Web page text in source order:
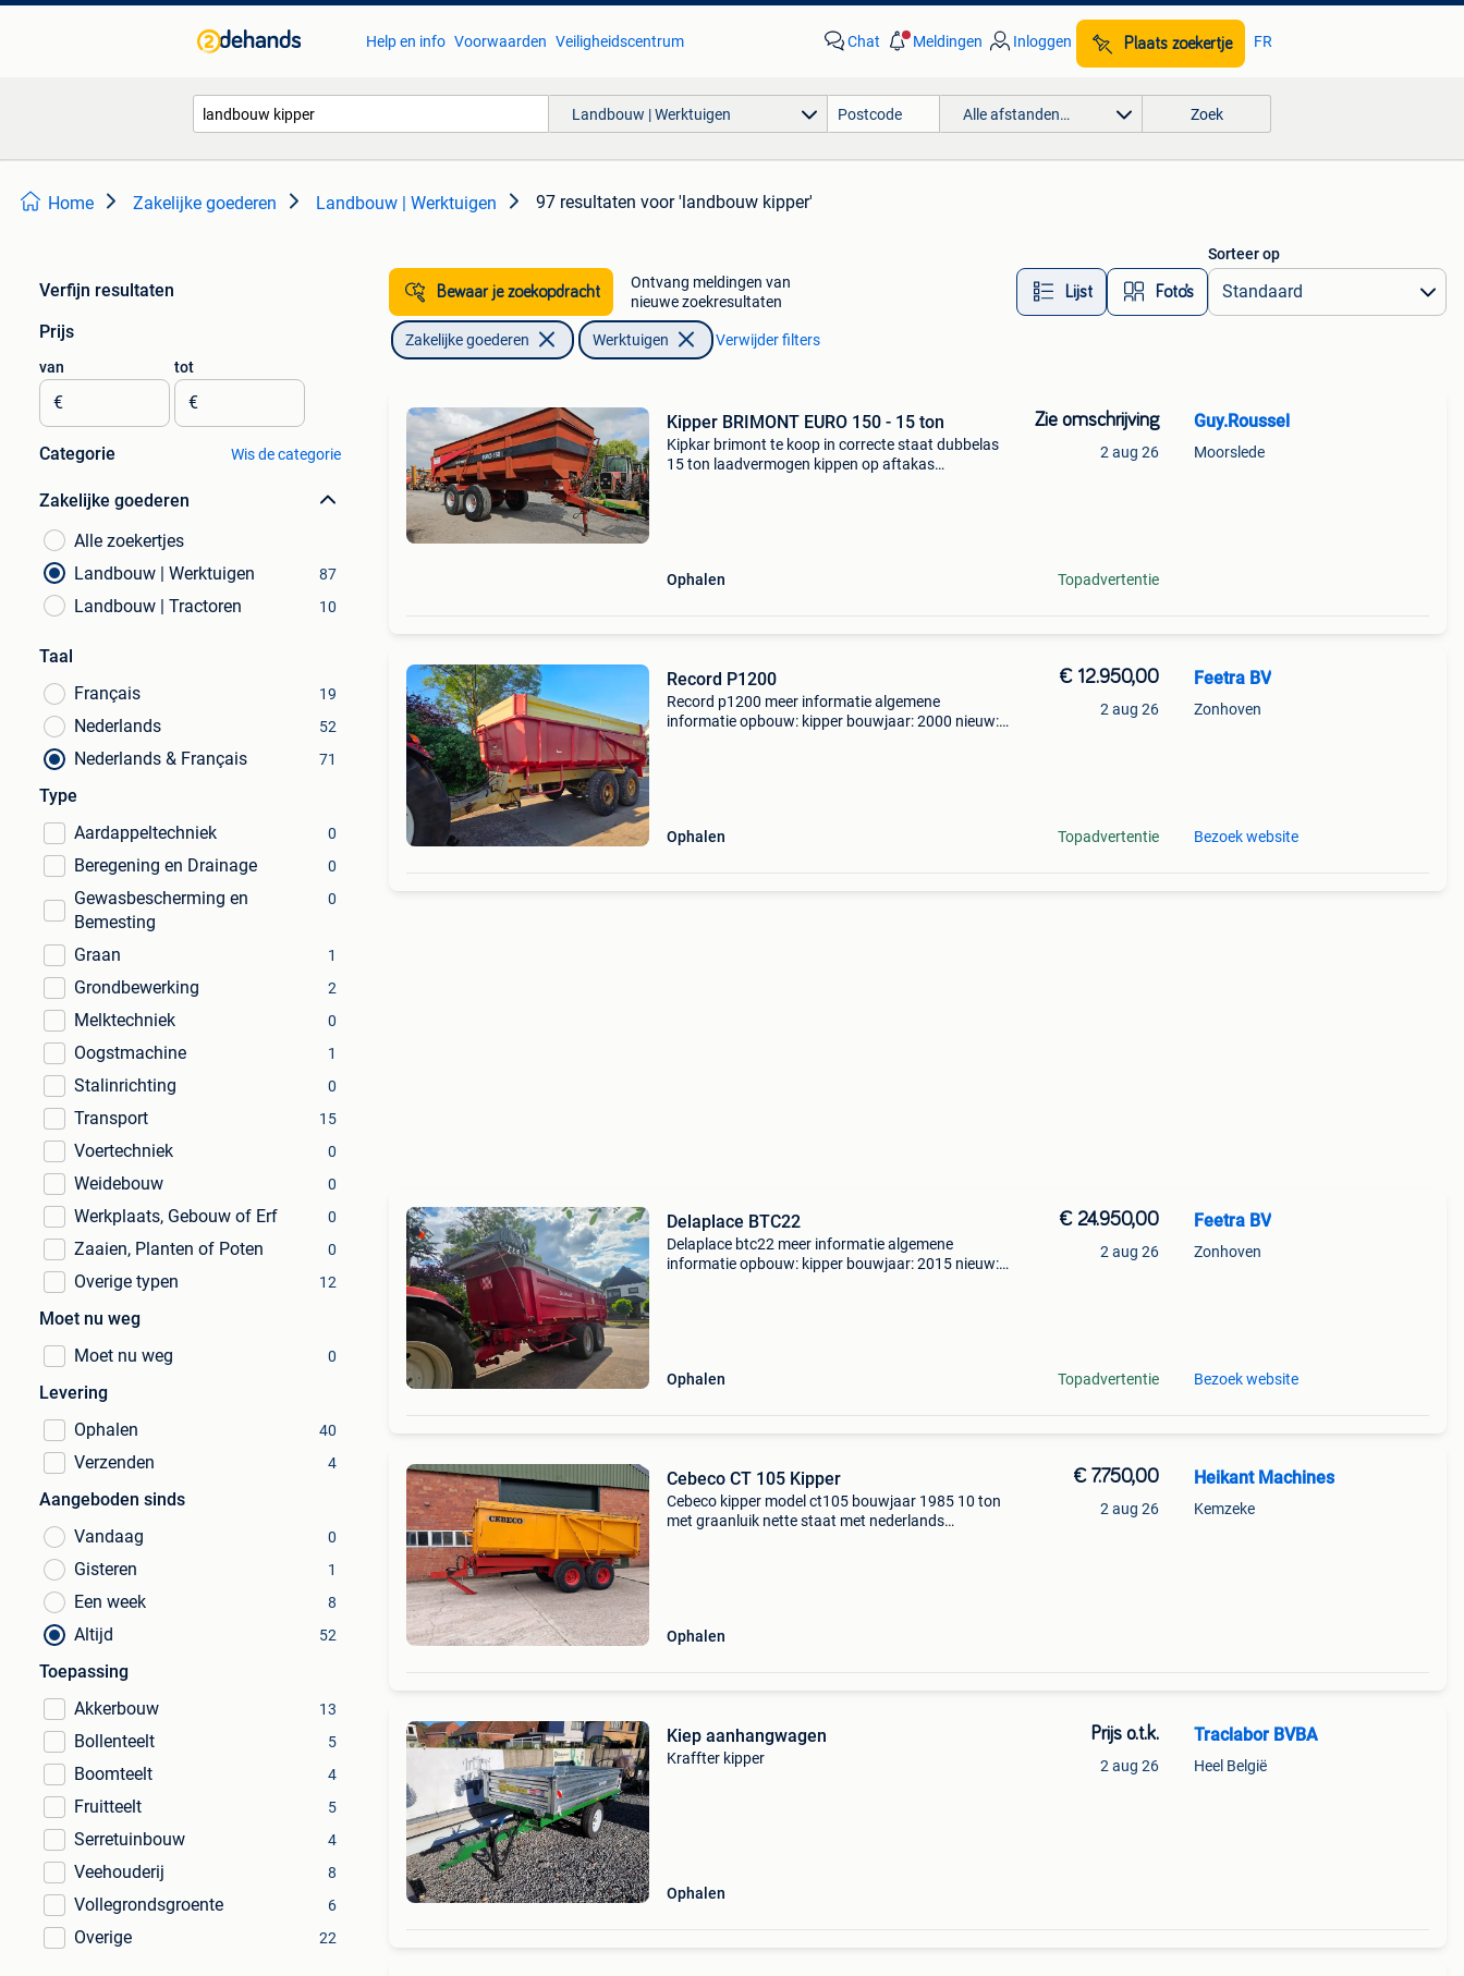
Help en info Voorwaarden Veiligheidscentrum Chat Meldingen Inloggen Plaats zoekertje FR
Landbouw | Werktuigen Alle afstanden… Zoek
Home Zakelijke goederen Landbouw | Werktuigen 97 resultaten voor 'landbouw kipper'
Verfijn resultaten
Prijs
van
€
tot
€
Categorie Wis de categorie
Zakelijke goederen
Alle zoekertjes
Landbouw | Werktuigen
87
Landbouw | Tractoren 10
Taal
Français
19
Nederlands 52
Nederlands & Français 71
Type
Aardappeltechniek
0
Beregening en Drainage 0
Gewasbescherming en
Bemesting
0
Graan 1
Grondbewerking 2
Melktechniek 0
Oogstmachine 1
Stalinrichting 0
Transport 15
Voertechniek 0
Weidebouw 0
Werkplaats, Gebouw of Erf 0
Zaaien, Planten of Poten 0
Overige typen 12
Moet nu weg
Moet nu weg
0
Levering
Ophalen
40
Verzenden 4
Aangeboden sinds
Vandaag
0
Gisteren 1
Een week 8
Altijd 52
Toepassing
Akkerbouw
13
Bollenteelt 5
Boomteelt 4
Fruitteelt 5
Serretuinbouw 4
Veehouderij 8
Vollegrondsgroente 6
Overige 22
Bewaar je zoekopdracht
Ontvang meldingen van
nieuwe zoekresultaten
Lijst Foto’s
Sorteer op
Zakelijke goederen Werktuigen Verwijder filters
Kipper BRIMONT EURO 150 - 15 ton
Kipkar brimont te koop in correcte staat dubbelas
15 ton laadvermogen kippen op aftakas
Ophalen
Zie omschrijving
2 aug 26
Topadvertentie
Guy.Roussel
Moorslede
Record P1200
Record p1200 meer informatie algemene
informatie opbouw: kipper bouwjaar: 2000 nieuw:
Ophalen
€ 12.950,00
2 aug 26
Topadvertentie
Feetra BV
Zonhoven
Bezoek website
Delaplace BTC22
Delaplace btc22 meer informatie algemene
informatie opbouw: kipper bouwjaar: 2015 nieuw:
Ophalen
€ 24.950,00
2 aug 26
Topadvertentie
Feetra BV
Zonhoven
Bezoek website
Cebeco CT 105 Kipper
Cebeco kipper model ct105 bouwjaar 1985 10 ton
met graanluik nette staat met nederlands
Ophalen
€ 7.750,00
2 aug 26
Heikant Machines
Kemzeke
Kiep aanhangwagen
Kraffter kipper
Ophalen
Prijs o.t.k.
2 aug 26
Traclabor BVBA
Heel België